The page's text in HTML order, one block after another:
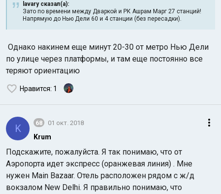
lavary сказал(а):
Зато по времени между Дваркой и РК Ашрам Марг 27 станций!
Напрямую до Нью Дели 60 и 4 станции (без пересадки).
Однако накинем еще минут 20-30 от метро Нью Дели
по улице через платформы, и там еще постоянно все
теряют ориентацию
Нравится: 1
K 68 01 окт. 2018
Krum
Подскажите, пожалуйста. Я так понимаю, что от
Аэропорта идет экспресс (оранжевая линия) . Мне
нужен Main Bazaar. Отель расположен рядом c ж/д
вокзалом New Delhi. Я правильно понимаю, что